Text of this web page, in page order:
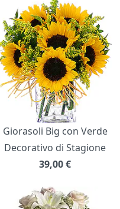
Giorasoli Big con Verde
Decorativo di Stagione
39,00€